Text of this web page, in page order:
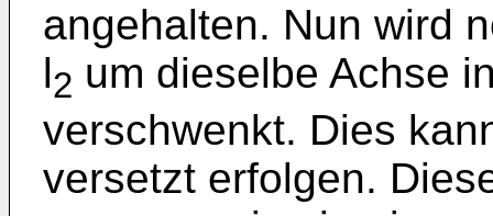
angehalten. Nun wird
l2 um dieselbe Achse
verschwenkt. Dies
versetzt erfolgen.